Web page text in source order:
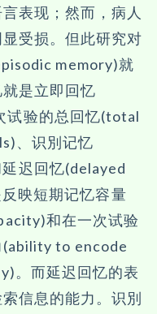
表现；然而，病人
受损。但此研究对
memory)就
是立即回忆
试验的总回忆(total
、识別记忆
迟回忆(delayed
映短期记忆容量
和在一次试验
(ability to encode
。而延迟回忆的表
信息的能力。识別